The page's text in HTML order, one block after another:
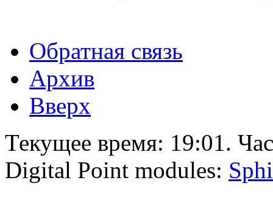
Обратная связь
Архив
Вверх
Текущее время: 19:01.
Digital Point modules: